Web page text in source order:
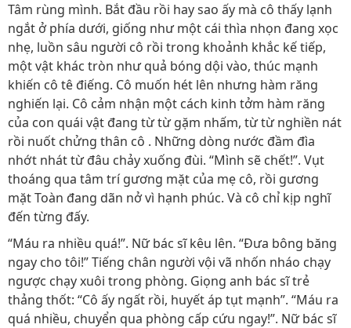
Tâm rùng mình. Bắt đầu rồi hay sao ấy mà cô thấy lạnh
ngắt ở phía dưới, giống như một cái thìa nhọn đang xọc
nhẹ, luồn sâu người cô rồi trong khoảnh khắc kế tiếp,
một vật khác tròn như quả bóng dội vào, thúc mạnh
khiến cô tê điếng. Cô muốn hét lên nhưng hàm răng
nghiến lại. Cô cảm nhận một cách kinh tởm hàm răng
của con quái vật đang từ từ gặm nhấm, từ từ nghiền nát
rồi nuốt chửng thân cô . Những dòng nước đầm đìa
nhớt nhát từ đâu chảy xuống đùi. “Mình sẽ chết!”. Vụt
thoáng qua tâm trí gương mặt của mẹ cô, rồi gương
mặt Toàn đang dãn nở vì hạnh phúc. Và cô chỉ kịp nghĩ
đến từng đấy.
“Máu ra nhiều quá!”. Nữ bác sĩ kêu lên. “Đưa bông băng
ngay cho tôi!” Tiếng chân người vội vã nhốn nháo chạy
ngược chạy xuôi trong phòng. Giọng anh bác sĩ trẻ
thảng thốt: “Cô ấy ngất rồi, huyết áp tụt mạnh”. “Máu ra
quá nhiều, chuyển qua phòng cấp cứu ngay!”. Nữ bác sĩ